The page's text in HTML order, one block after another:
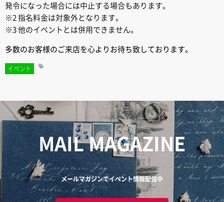
発令になった場合には中止する場合もあります。
※2 指名料金は対象外となります。
※3 他のイベントとは併用できません。
多数のお客様のご来店を心よりお待ち致しております。
イベント
MAIL MAGAZINE
メールマガジンでイベント情報配信中